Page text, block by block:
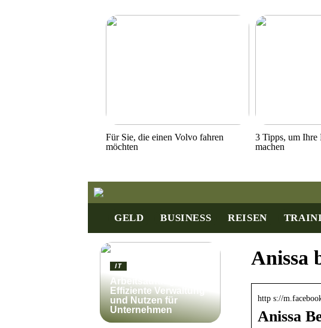
Für Sie, die einen Volvo fahren
möchten
3 Tipps, um Ihre
machen
GELD BUSINESS REISEN
Anissa
http s://
Anissa
IT
Arbeitsauftrag:
Effiziente Verwaltung
und Nutzen für
Unternehmen